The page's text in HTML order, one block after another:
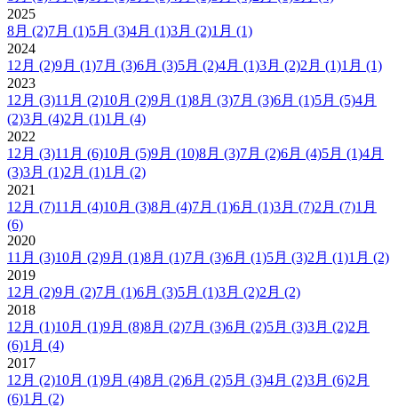
2025
8月 (2)7月 (1)5月 (3)4月 (1)3月 (2)1月 (1)
2024
12月 (2)9月 (1)7月 (3)6月 (3)5月 (2)4月 (1)3月 (2)2月 (1)1月 (1)
2023
12月 (3)11月 (2)10月 (2)9月 (1)8月 (3)7月 (3)6月 (1)5月 (5)4月
(2)3月 (4)2月 (1)1月 (4)
2022
12月 (3)11月 (6)10月 (5)9月 (10)8月 (3)7月 (2)6月 (4)5月 (1)4月
(3)3月 (1)2月 (1)1月 (2)
2021
12月 (7)11月 (4)10月 (3)8月 (4)7月 (1)6月 (1)3月 (7)2月 (7)1月
(6)
2020
11月 (3)10月 (2)9月 (1)8月 (1)7月 (3)6月 (1)5月 (3)2月 (1)1月 (2)
2019
12月 (2)9月 (2)7月 (1)6月 (3)5月 (1)3月 (2)2月 (2)
2018
12月 (1)10月 (1)9月 (8)8月 (2)7月 (3)6月 (2)5月 (3)3月 (2)2月
(6)1月 (4)
2017
12月 (2)10月 (1)9月 (4)8月 (2)6月 (2)5月 (3)4月 (2)3月 (6)2月
(6)1月 (2)